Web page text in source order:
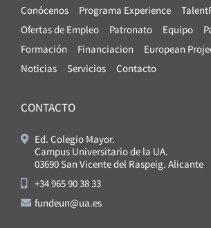
Conócenos Programa Experience
Ofertas de Empleo
Patronato Equipo
Formación
Financiacion European
Noticias
Servicios Contacto
CONTACTO
Ed. Colegio Mayor.
Campus Universitario de la UA.
03690 San Vicente del Raspeig. Alicante
+34 965 90 38 33
fundeun@ua.es